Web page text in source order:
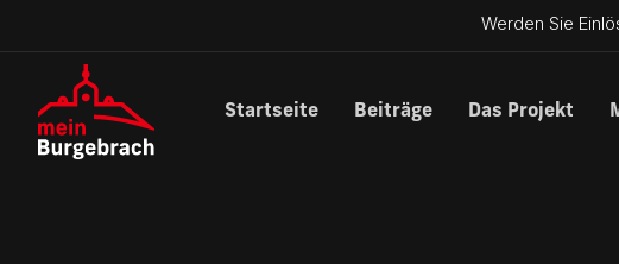
Werden Sie
Startseite Beiträge Das Projekt